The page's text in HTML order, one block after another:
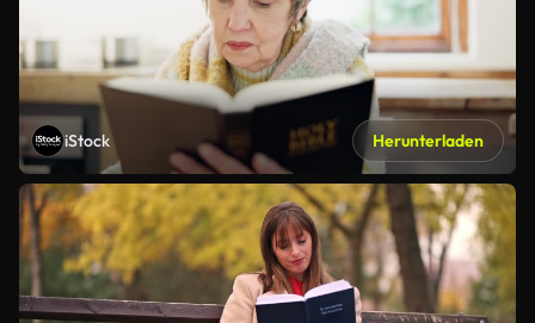
iStock Herunterladen